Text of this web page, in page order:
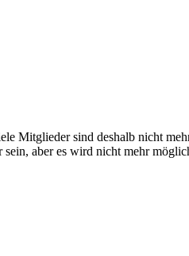
Mitglieder sind deshalb nicht
aber es wird nicht mehr